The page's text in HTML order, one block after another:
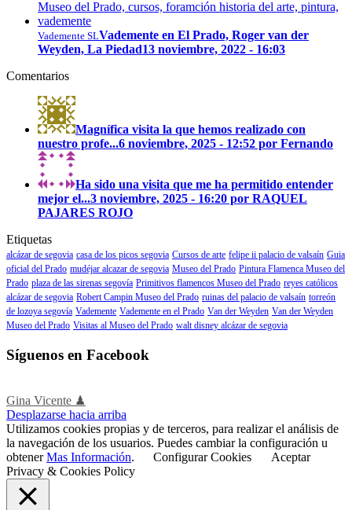
Vademente SLVademente en El Prado, Roger van der
Weyden, La Piedad13 noviembre, 2022 - 16:03
Comentarios
Magnífica visita la que hemos realizado con
nuestro profe...6 noviembre, 2025 - 12:52 por Fernando
Ha sido una visita que me ha permitido entender
mejor el...3 noviembre, 2025 - 16:20 por RAQUEL
PAJARES ROJO
Etiquetas
alcázar de segovia casa de los picos segovia Cursos de arte felipe ii palacio de valsaín Guia
oficial del Prado mudéjar alcazar de segovia Museo del Prado Pintura Flamenca Museo del
Prado plaza de las sirenas segovía Primitivos flamencos Museo del Prado reyes católicos
alcázar de segovia Robert Campin Museo del Prado ruinas del palacio de valsaín torreón
de lozoya segovía Vademente Vademente en el Prado Van der Weyden Van der Weyden
Museo del Prado Visitas al Museo del Prado walt disney alcázar de segovia
Síguenos en Facebook
Gina Vicente ♟
Desplazarse hacia arriba
Utilizamos cookies propias y de terceros, para realizar el análisis de
la navegación de los usuarios. Puedes cambiar la configuración u
obtenerMas Información. Configurar Cookies
Aceptar
Privacy & Cookies Policy